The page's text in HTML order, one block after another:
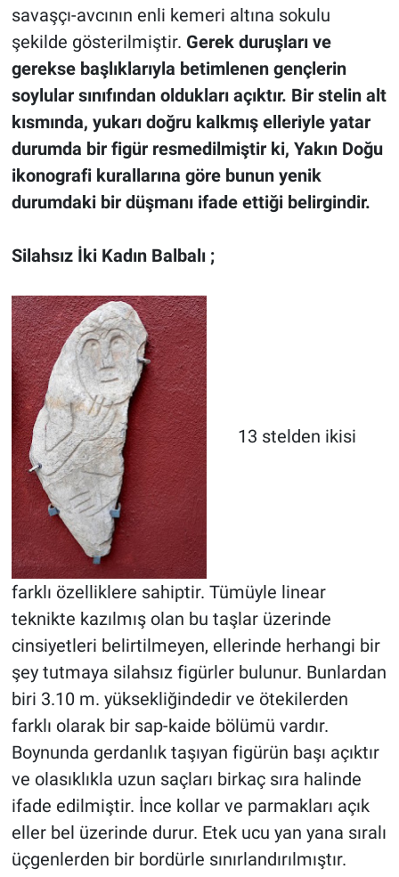
savaşçı-avcının enli kemeri altına sokulu
şekilde gösterilmiştir. Gerek duruşları ve
gerekse başlıklarıyla betimlenen gençlerin
soylular sınıfından oldukları açıktır. Bir stelin alt
kısmında, yukarı doğru kalkmış elleriyle yatar
durumda bir figür resmedilmiştir ki, Yakın Doğu
ikonografi kurallarına göre bunun yenik
durumdaki bir düşmanı ifade ettiği belirgindir.
Silahsız İki Kadın Balbalı ;
13 stelden ikisi
farklı özelliklere sahiptir. Tümüyle linear
teknikte kazılmış olan bu taşlar üzerinde
cinsiyetleri belirtilmeyen, ellerinde herhangi bir
şey tutmaya silahsız figürler bulunur. Bunlardan
biri 3.10 m. yüksekliğindedir ve ötekilerden
farklı olarak bir sap-kaide bölümü vardır.
Boynunda gerdanlık taşıyan figürün başı açıktır
ve olasıklıkla uzun saçları birkaç sıra halinde
ifade edilmiştir. İnce kollar ve parmakları açık
eller bel üzerinde durur. Etek ucu yan yana sıralı
üçgenlerden bir bordürle sınırlandırılmıştır.